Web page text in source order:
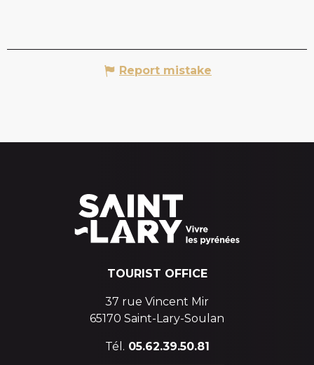
Report mistake
TOURIST OFFICE
37 rue Vincent Mir
65170 Saint-Lary-Soulan
Tél. 05.62.39.50.81